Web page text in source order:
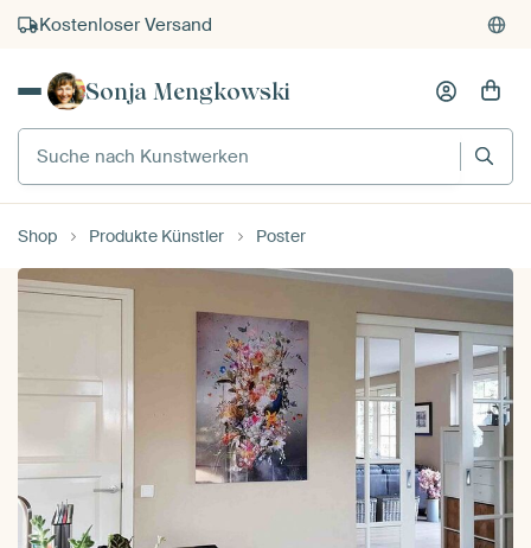
Kauf auf Rechnung
Individueller Druck auf Bestellung
Sonja Mengkowski
Suche nach Kunstwerken
Shop Produkte Künstler Poster